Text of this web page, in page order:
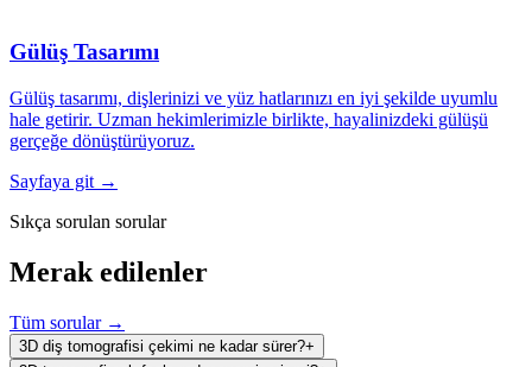
Gülüş Tasarımı
Gülüş tasarımı, dişlerinizi ve yüz hatlarınızı en iyi şekilde uyumlu
hale getirir. Uzman hekimlerimizle birlikte, hayalinizdeki gülüşü
gerçeğe dönüştürüyoruz.
Sayfaya git →
Sıkça sorulan sorular
Merak edilenler
Tüm sorular →
3D diş tomografisi çekimi ne kadar sürer?+